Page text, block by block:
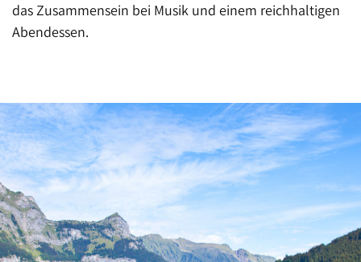
das Zusammensein bei Musik und einem reichhaltigen
Abendessen.